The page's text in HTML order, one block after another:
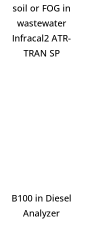
soil or FOG in
wastewater
Infracal2 ATR-
TRAN SP
B100 in Diesel
Analyzer